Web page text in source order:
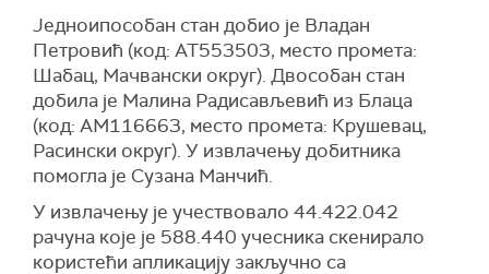
Једноипособан стан добио је Владан
Петровић (код: AT553503, место промета:
Шабац, Мачвански округ). Двособан стан
добила је Малина Радисављевић из Блаца
(код: АМ116663, место промета: Крушевац,
Расински округ). У извлачењу добитника
помогла је Сузана Манчић.
У извлачењу је учествовало 44.422.042
рачуна које је 588.440 учесника скенирало
користећи апликацију закључно са